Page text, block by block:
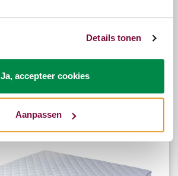
Details tonen
Ja, accepteer cookies
Aanpassen